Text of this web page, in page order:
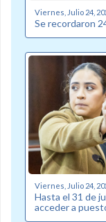
Viernes, Julio 24,
Se recordaron
Viernes, Julio 24,
Hasta el 31 de
acceder a